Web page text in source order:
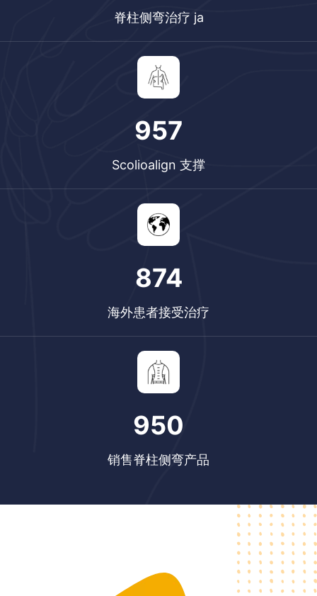
脊柱侧弯治疗 ja
1117
Scolioalign 支撑
874
海外患者接受治疗
1110
销售脊柱侧弯产品